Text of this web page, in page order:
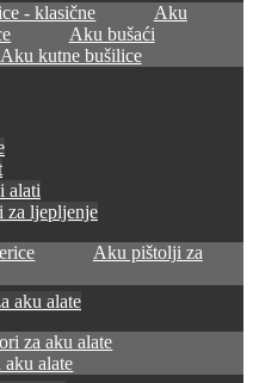
- klasične
Aku
Aku bušaći
Aku kutne bušilice
alati
za ljepljenje
Aku pištolji za
aku alate
za aku alate
aku alate